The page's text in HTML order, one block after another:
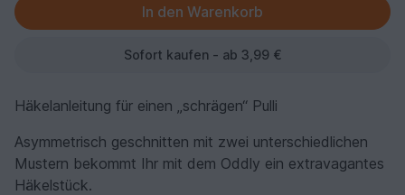
Sofort kaufen - ab 3,99 €
Häkelanleitung für einen „schrägen“ Pulli
Asymmetrisch geschnitten mit zwei unterschiedlichen
Mustern bekommt Ihr mit dem Oddly ein extravagantes
Häkelstück.